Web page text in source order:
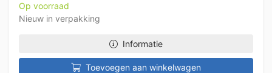
Op voorraad
Nieuw in verpakking
Informatie
Toevoegen aan winkelwagen